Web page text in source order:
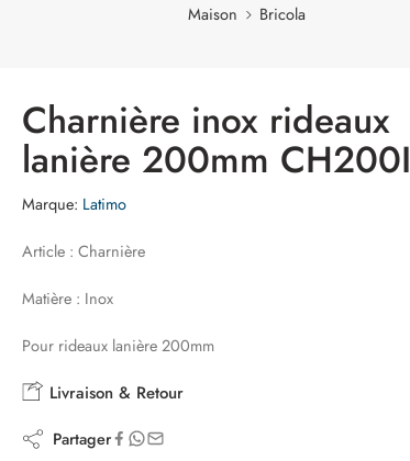
Maison Bricola
Charnière inox rideaux
lanière 200mm CH200I
Marque: Latimo
Article : Charnière
Matière : Inox
Pour rideaux lanière 200mm
Livraison & Retour
Partager